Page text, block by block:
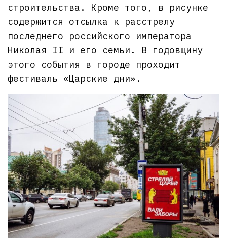
строительства. Кроме того, в рисунке
содержится отсылка к расстрелу
последнего российского императора
Николая II и его семьи. В годовщину
этого события в городе проходит
фестиваль «Царские дни».